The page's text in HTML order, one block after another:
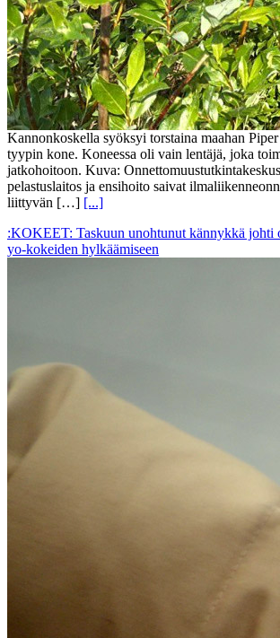
Kannonkoskella syöksyi torstaina maahan
tyypin kone. Koneessa oli vain lentäjä, joka
jatkohoitoon. Kuva:
pelastuslaitos ja ensihoito saivat
liittyvän […] [...]
:KOKEET: Taskuun unohtunut kännykkä johti
yo-kokeiden hylkäämiseen